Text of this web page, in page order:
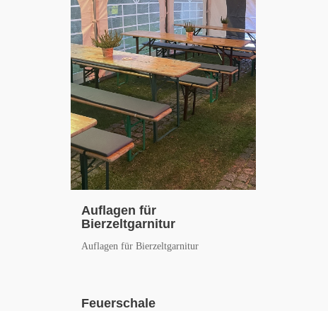
Auflagen für
Bierzeltgarnitur
Auflagen für Bierzeltgarnitur
Feuerschale